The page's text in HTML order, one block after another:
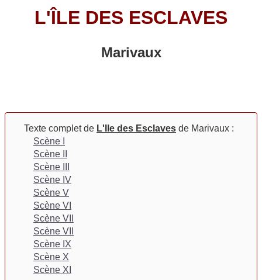
L'ÎLE DES ESCLAVES
Marivaux
Texte complet de L'Ile des Esclaves de Marivaux :
Scène I
Scène II
Scène III
Scène IV
Scène V
Scène VI
Scène VII
Scène VII
Scène IX
Scène X
Scène XI